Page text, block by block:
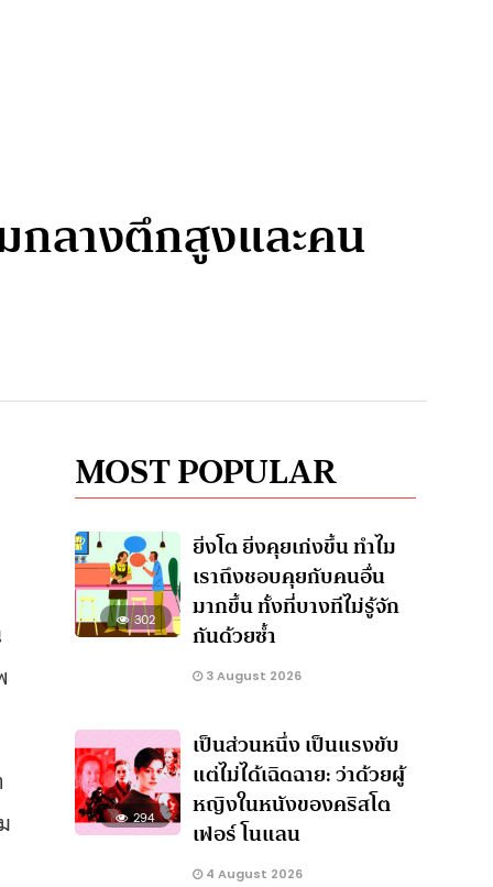
กลางตึกสูงและคน
MOST POPULAR
302
ยิ่งโต ยิ่งคุยเก่งขึ้น ทำไม
เราถึงชอบคุยกับคนอื่น
มากขึ้น ทั้งที่บางทีไม่รู้จัก
กันด้วยซ้ำ
3 August 2026
294
เป็นส่วนหนึ่ง เป็นแรงขับ
แต่ไม่ได้เฉิดฉาย: ว่าด้วยผู้
หญิงในหนังของคริสโต
เฟอร์ โนแลน
4 August 2026